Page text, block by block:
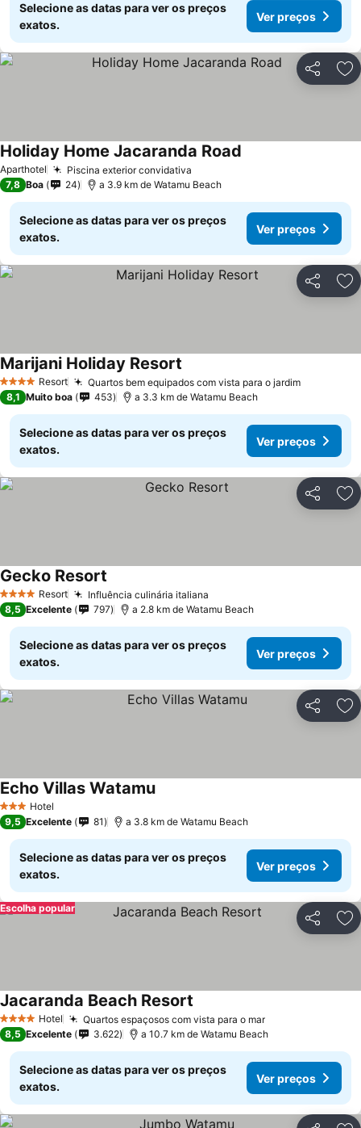
Selecione as datas para ver os preços
exatos.
Ver preços
Partilhar
Aparthotel Piscina exterior convidativa
Holiday Home Jacaranda Road
7,8 Boa 24 a 3.9 km de Watamu Beach
Selecione as datas para ver os preços
exatos.
Ver preços
Partilhar
4 EstrelasResort Quartos bem equipados com vista para o jardim
Marijani Holiday Resort
8,1 Muito boa 453 a 3.3 km de Watamu Beach
Selecione as datas para ver os preços
exatos.
Ver preços
Partilhar
4 EstrelasResort Influência culinária italiana
Gecko Resort
8,5 Excelente 797 a 2.8 km de Watamu Beach
Selecione as datas para ver os preços
exatos.
Ver preços
Partilhar
3 EstrelasHotel
Echo Villas Watamu
9,5 Excelente 81 a 3.8 km de Watamu Beach
Selecione as datas para ver os preços
exatos.
Ver preços
Partilhar
Escolha popular
4 EstrelasHotel Quartos espaçosos com vista para o mar
Jacaranda Beach Resort
8,5 Excelente 3.622 a 10.7 km de Watamu Beach
Selecione as datas para ver os preços
exatos.
Ver preços